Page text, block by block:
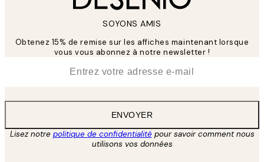
SOYONS AMIS
Obtenez 15% de remise sur les affiches maintenant lorsque
vous vous abonnez à notre newsletter !
ENVOYER
Lisez notre politique de confidentialitépour savoir comment nous
utilisons vos données